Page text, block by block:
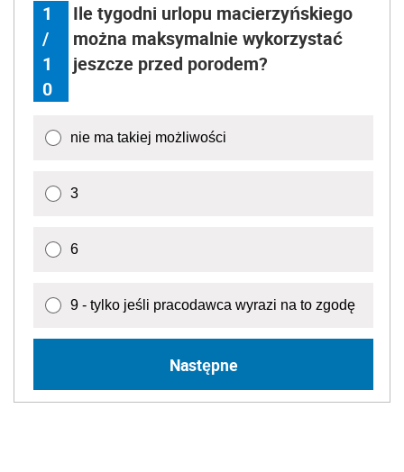
1
/
1
0
Ile tygodni urlopu macierzyńskiego
można maksymalnie wykorzystać
jeszcze przed porodem?
nie ma takiej możliwości
3
6
9 - tylko jeśli pracodawca wyrazi na to zgodę
Następne